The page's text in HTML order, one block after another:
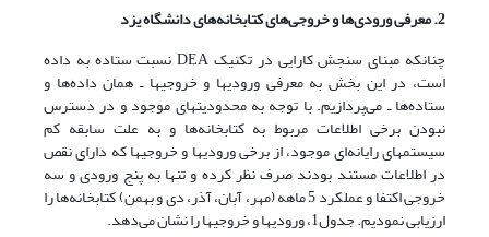
2. معرفی ورودی‌ها و خروجی‌های کتابخانه‌های دانشگاه یزد
چنانکه مبنای سنجش کارایی در تکنیک DEA نسبت ستاده به داده
است، در این بخش به معرفی ورودیها و خروجیها ـ همان داده‌ها و
ستاده‌ها ـ می‌پردازیم. با توجه به محدودیتهای موجود و در دسترس
نبودن برخی اطلاعات مربوط به کتابخانه‌ها و به علت سابقه کم
سیستمهای رایانه‌ای موجود، از برخی ورودیها و خروجیها که دارای نقص
در اطلاعات مستند بودند صرف نظر کرده و تنها به پنج ورودی و سه
خروجی اکتفا و عملکرد 5 ماهه (مهر، آبان، آذر، دی و بهمن) کتابخانه‌ها را
ارزیابی نمودیم. جدول1، ورودیها و خروجیها را نشان می‌دهد.